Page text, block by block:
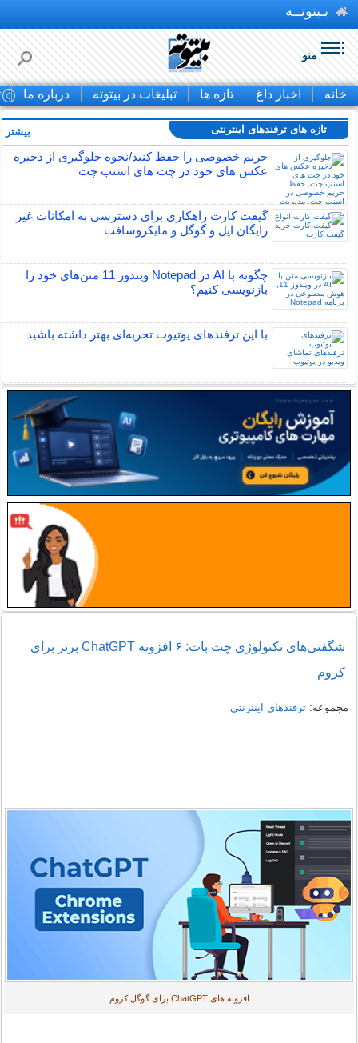
بـیتوتــه
منو
خانه اخبار داغ تازه ها تبلیغات در بیتوته درباره ما
تازه های ترفندهای اینترنتی
حریم خصوصی را حفظ کنید/نحوه جلوگیری از ذخیره
عکس های خود در چت های اسنپ چت
گیفت کارت راهکاری برای دسترسی به امکانات غیر
رایگان اپل و گوگل و مایکروسافت
چگونه با AI در Notepad ویندوز 11 متن‌های خود را
بازنویسی کنیم؟
با این ترفندهای یوتیوب تجربه‌ای بهتر داشته باشید
بیشتر
شگفتی‌های تکنولوژی چت بات: ۶ افزونه ChatGPT برتر برای
کروم
مجموعه:ترفندهای اینترنتی
افزونه های ChatGPT برای گوگل کروم